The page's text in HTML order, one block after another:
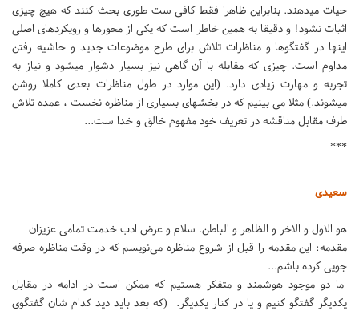
حیات میدهند. بنابراین ظاهرا فقط کافی ست طوری بحث کنند که هیچ چیزی
اثبات نشود! و دقیقا به همین خاطر است که یکی از محورها و رویکردهای اصلی
اینها در گفتگوها و مناظرات تلاش برای طرح موضوعات جدید و حاشیه رفتن
مداوم است. چیزی که مقابله با آن گاهی نیز بسیار دشوار میشود و نیاز به
تجربه و مهارت زیادی دارد. (این موارد در طول مناظرات بعدی کاملا روشن
میشوند.) مثلا می بینیم که در بخشهای بسیاری از مناظره نخست ، عمده تلاش
طرف مقابل مناقشه در تعریف خود مفهوم خالق و خدا ست...
***
سعیدی
هو الاول و الاخر و الظاهر و الباطن. سلام و عرض ادب خدمت تمامی عزیزان
مقدمه: این مقدمه را قبل از شروع مناظره می‌نویسم که در وقت مناظره صرفه
جویی کرده باشم...
ما دو موجود هوشمند و متفکر هستیم که ممکن است در ادامه در مقابل
یکدیگر گفتگو کنیم و یا در کنار یکدیگر. (که بعد باید دید کدام شان گفتگوی